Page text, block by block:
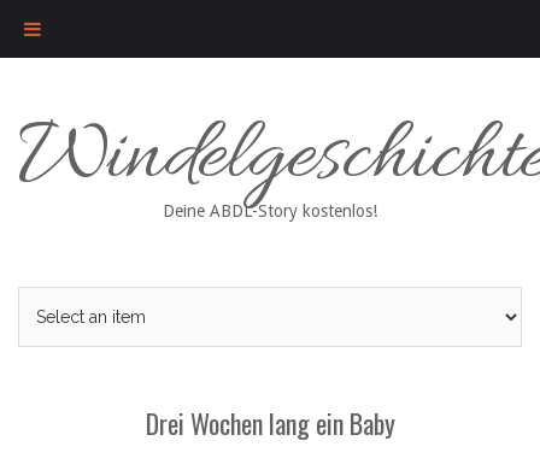
content
Deine ABDL-Story kostenlos!
Drei Wochen lang ein Baby